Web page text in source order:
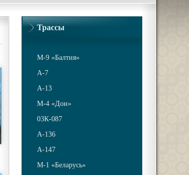
Трассы
М-9 «Балтия»
A-7
A-13
М-4 «Дон»
03К-087
А-136
А-147
М-1 «Беларусь»